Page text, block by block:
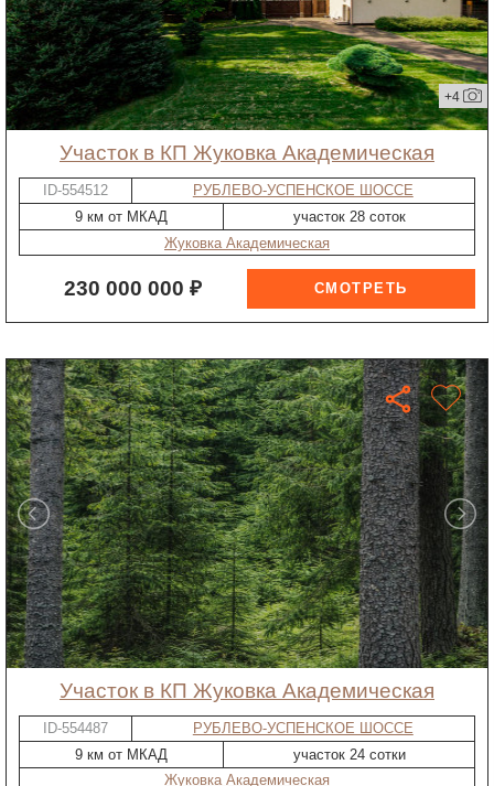
+4
участок в КП Жуковка Академическая
ID-554512
РУБЛЕВО-УСПЕНСКОЕ ШОССЕ
9 км от МКАД
участок 28 соток
Жуковка Академическая
230 000 000 ₽
участок в КП Жуковка Академическая
ID-554487
РУБЛЕВО-УСПЕНСКОЕ ШОССЕ
9 км от МКАД
участок 24 сотки
Жуковка Академическая